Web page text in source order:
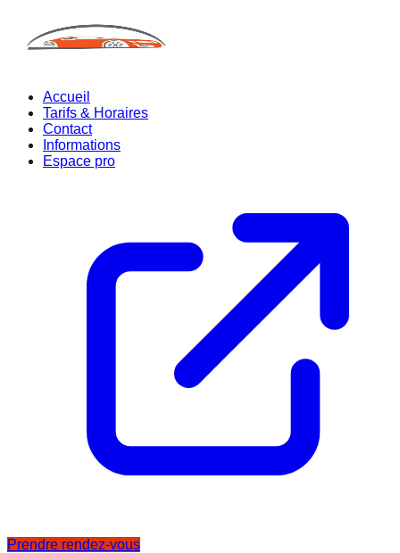
Accueil
Tarifs & Horaires
Contact
Informations
Espace pro
Prendre rendez-vous